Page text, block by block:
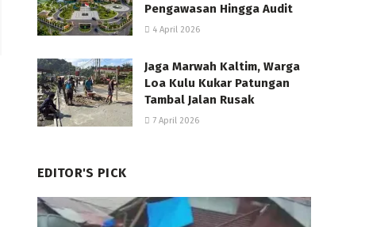
Pengawasan Hingga Audit
4 April 2026
Jaga Marwah Kaltim, Warga
Loa Kulu Kukar Patungan
Tambal Jalan Rusak
7 April 2026
EDITOR'S PICK